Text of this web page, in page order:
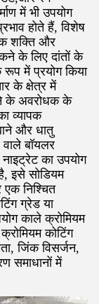
में भी उपयोग
होते हैं, विशेष
शक्ति और
के लिए दांतों के
में प्रयोग किया
के क्षेत्र में
के अवरोधक के
व्यापक
और धातु
बॉयलर
का उपयोग
इसे सोडियम
एक निश्चित
ग्रेड या
काले क्रोमियम
कोटिंग
जिंक विसर्जन,
समाधानों में